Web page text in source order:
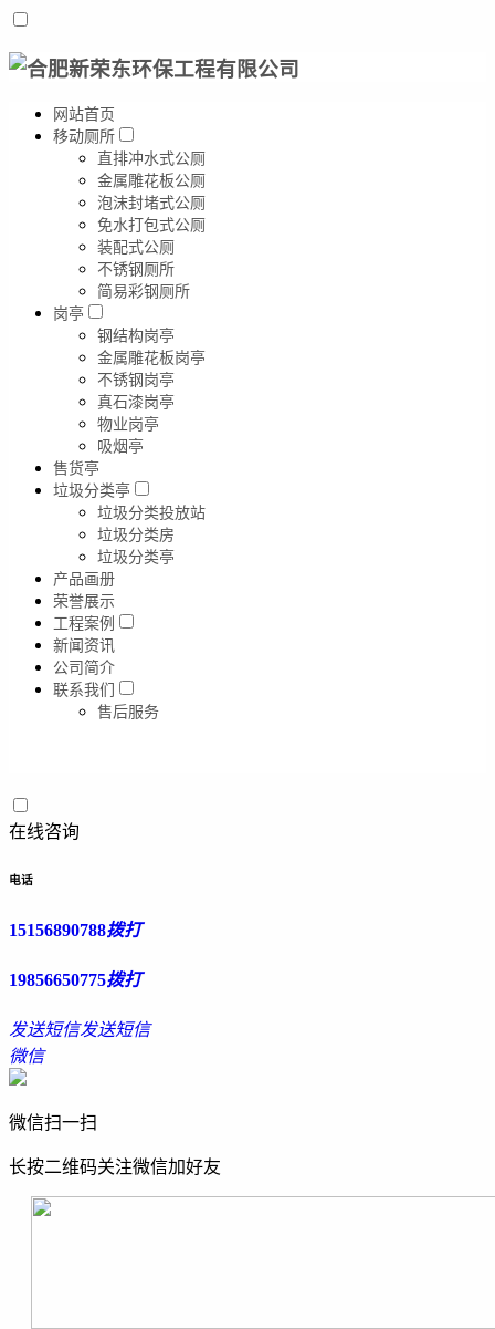
网站首页
移动厕所
直排冲水式公厕
金属雕花板公厕
泡沫封堵式公厕
免水打包式公厕
装配式公厕
不锈钢厕所
简易彩钢厕所
岗亭
钢结构岗亭
金属雕花板岗亭
不锈钢岗亭
真石漆岗亭
物业岗亭
吸烟亭
售货亭
垃圾分类亭
垃圾分类投放站
垃圾分类房
垃圾分类亭
产品画册
荣誉展示
工程案例
新闻资讯
公司简介
联系我们
售后服务
在线咨询
电话
15156890788拨打
19856650775拨打
发送短信发送短信
微信
微信扫一扫
长按二维码关注微信加好友